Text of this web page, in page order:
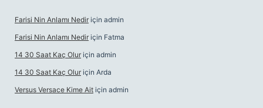
Farisi Nin Anlamı Nedir için admin
Farisi Nin Anlamı Nedir için Fatma
14 30 Saat Kaç Olur için admin
14 30 Saat Kaç Olur için Arda
Versus Versace Kime Ait için admin